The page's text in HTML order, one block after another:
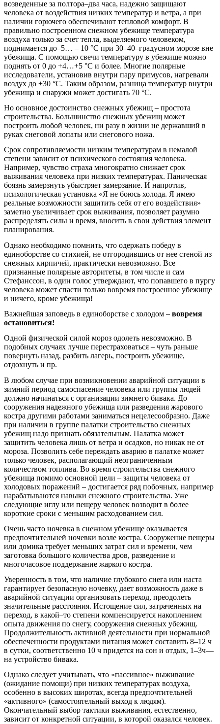
возведенные за полтора–два часа, надежно защищают
человека от воздействия низких температур и ветра, а при
наличии горючего обеспечивают тепловой комфорт. В
правильно построенном снежном убежище температура
воздуха только за счет тепла, выделяемого человеком,
поднимается до–5… – 10 °C при 30–40–градусном морозе вне
убежища. С помощью свечи температуру в убежище можно
поднять от 0 до +4…+5 °C и более. Многие полярные
исследователи, установив внутри пару примусов, нагревали
воздух до +30 °C. Таким образом, разница температур внутри
убежища и снаружи может достигать 70 °C.
Но основное достоинство снежных убежищ – простота
строительства. Большинство снежных убежищ может
построить любой человек, ни разу в жизни не державший в
руках снеговой лопаты или снегового ножа.
Срок сопротивляемости низким температурам в немалой
степени зависит от психического состояния человека.
Например, чувство страха многократно снижает срок
выживания человека при низких температурах. Паническая
боязнь замерзнуть убыстряет замерзание. И напротив,
психологическая установка «Я не боюсь холода. Я имею
реальные возможности защитить себя от его воздействия»
заметно увеличивает срок выживания, позволяет разумно
распределять силы и время, вносить в свои действия элемент
планирования.
Однако необходимо помнить, что одержать победу в
единоборстве со стихией, не отгородившись от нее стеной из
снежных кирпичей, практически невозможно. Все
признанные полярные авторитеты, в том числе и сам
Стефанссон, в один голос утверждают, что попавшего в пургу
человека может спасти только вовремя построенное убежище
и ничего, кроме убежища!
Важнейшая заповедь в единоборстве с холодом – вовремя
остановиться!
Одной физической силой мороз одолеть невозможно. В
подобных случаях лучше перестраховаться – чуть раньше
повернуть назад, разбить лагерь, построить убежище,
отдохнуть и пр.
В любом случае при возникновении аварийной ситуации в
зимний период самоспасение человека или группы людей
должно начинаться с организации зимнего бивака. До
сооружения надежного убежища или разведения жарового
костра другими работами заниматься нецелесообразно. Даже
при наличии в группе палатки строительство снежных
убежищ надо признать обязательным. Палатка может
защитить человека лишь от ветра и осадков, но никак не от
мороза. Позволить себе переждать аварию в палатке может
только человек, располагающий неограниченным
количеством топлива. Во время строительства снежного
убежища помимо основной цели – защиты человека от
холодовых поражений – достигается ряд побочных, например
нарабатываются навыки снежного строительства. Уже
следующие иглу или пещеру человек возводит в более
короткие сроки с меньшим расходованием сил.
Очень часто ночевка в снежном убежище оказывается
предпочтительней ночевки возле костра. Сооружение пещеры
или домика требует меньших затрат сил и времени, чем
заготовка большого количества дров, разведение и
многочасовое поддержание жаркого костра.
Уверенность в том, что наличие глубокого снега или наста
гарантирует безопасную ночевку, дает возможность даже в
аварийной ситуации организовать переход, преодолеть
значительные расстояния. Истощение сил, затраченных на
переход, в какой–то степени компенсируется накоплением
опыта движения по снегу, сооружения снежных убежищ.
Продолжительность активной деятельности при нормальной
обеспеченности продуктами питания может составить 8–12 ч
в сутки, соответственно 10 ч придется на сон и отдых, 1–3ч—
на устройство бивака.
Однако следует учитывать, что «пассивное» выживание
(ожидание помощи) при низких температурах воздуха,
особенно в высоких широтах, всегда предпочтительней
«активного» (самостоятельный выход к людям).
Окончательный выбор тактики выживания, естественно,
зависит от конкретной ситуации, в которой оказался человек.